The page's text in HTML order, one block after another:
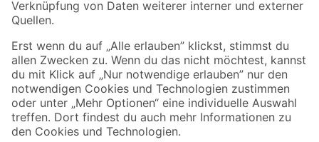
Sicher einkaufen
Jetzt die toom-App herunterladen